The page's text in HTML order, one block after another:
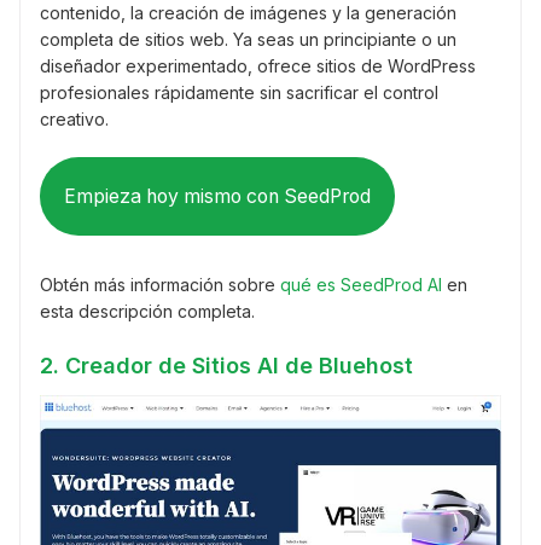
contenido, la creación de imágenes y la generación
completa de sitios web. Ya seas un principiante o un
diseñador experimentado, ofrece sitios de WordPress
profesionales rápidamente sin sacrificar el control
creativo.
Empieza hoy mismo con SeedProd
Obtén más información sobre qué es SeedProd AI en
esta descripción completa.
2. Creador de Sitios AI de Bluehost